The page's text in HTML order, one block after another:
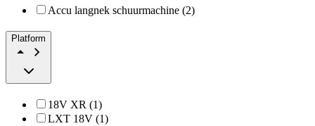
Accu langnek schuurmachine (2)
Platform
18V XR (1)
LXT 18V (1)